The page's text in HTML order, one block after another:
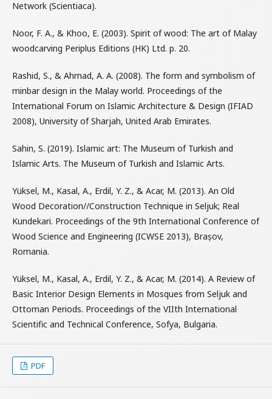
Network (Scientiaca).
Noor, F. A., & Khoo, E. (2003). Spirit of wood: The art of Malay
woodcarving Periplus Editions (HK) Ltd. p. 20.
Rashid, S., & Ahmad, A. A. (2008). The form and symbolism of
minbar design in the Malay world. Proceedings of the
International Forum on Islamic Architecture & Design (IFIAD
2008), University of Sharjah, United Arab Emirates.
Sahin, S. (2019). Islamic art: The Museum of Turkish and
Islamic Arts. The Museum of Turkish and Islamic Arts.
Yüksel, M., Kasal, A., Erdil, Y. Z., & Acar, M. (2013). An Old
Wood Decoration//Construction Technique in Seljuk; Real
Kundekari. Proceedings of the 9th International Conference of
Wood Science and Engineering (ICWSE 2013), Brașov,
Romania.
Yüksel, M., Kasal, A., Erdil, Y. Z., & Acar, M. (2014). A Review of
Basic Interior Design Elements in Mosques from Seljuk and
Ottoman Periods. Proceedings of the VIIth International
Scientific and Technical Conference, Sofya, Bulgaria.
PDF